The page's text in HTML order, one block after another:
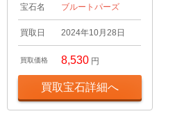
宝石名 ブルートパーズ
買取日 2024年10月28日
買取価格 8,530 円
買取宝石詳細へ